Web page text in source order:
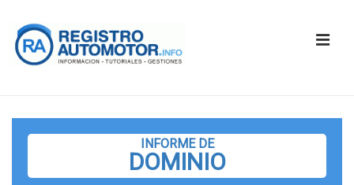
Saltar
principal
INFORME DE
DOMINIO